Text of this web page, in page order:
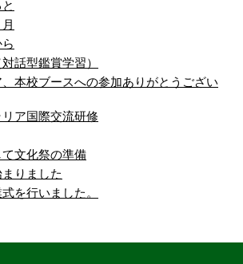
話型鑑賞学習）
本校ブースへの参加ありがとうござい
ア国際交流研修
文化祭の準備
りました
を行いました。